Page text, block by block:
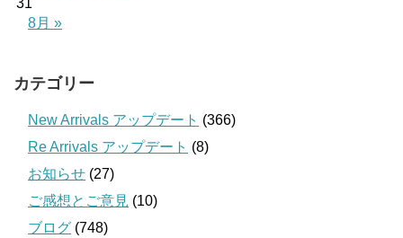
31
8月 »
カテゴリー
New Arrivals アップデート (366)
Re Arrivals アップデート (8)
お知らせ (27)
ご感想とご意見 (10)
ブログ (748)